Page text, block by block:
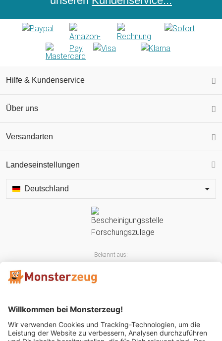
Hilfe & Kundenservice
Über uns
Versandarten
Landeseinstellungen
Deutschland
Bekannt aus: